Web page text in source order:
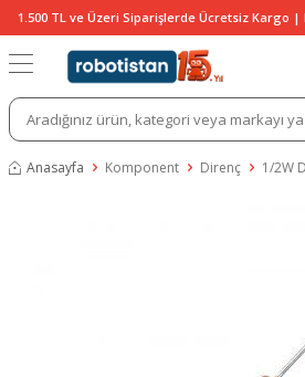
1.500 TL ve Üzeri Siparişlerde Ücretsiz Kargo |
Anasayfa Komponent Direnç 1/2W